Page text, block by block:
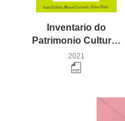
Inventario do
Patrimonio Cultural e Histórico-Artístico do Valadouro. Tomo I (Adelán-Frexulfe)
2021